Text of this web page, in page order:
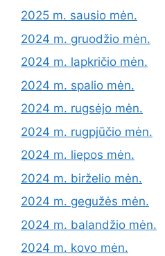
2025 m. sausio mėn.
2024 m. gruodžio mėn.
2024 m. lapkričio mėn.
2024 m. spalio mėn.
2024 m. rugsėjo mėn.
2024 m. rugpjūčio mėn.
2024 m. liepos mėn.
2024 m. birželio mėn.
2024 m. gegužės mėn.
2024 m. balandžio mėn.
2024 m. kovo mėn.